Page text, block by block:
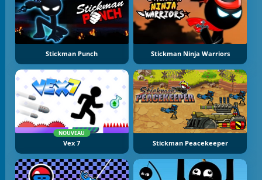
Stickman Punch Stickman Ninja Warriors
NOUVEAU
Vex 7 Stickman Peacekeeper